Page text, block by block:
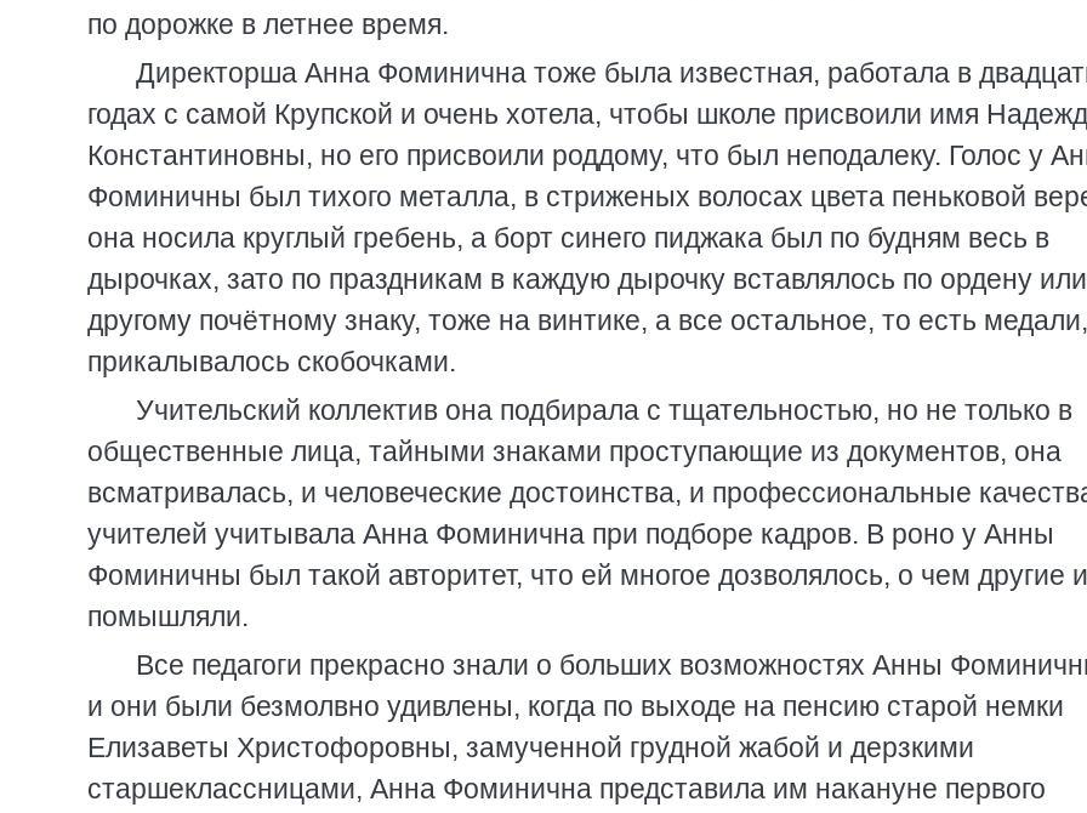
по дорожке в летнее время.
Директорша Анна Фоминична тоже была известная, работала в
годах с самой Крупской и очень хотела, чтобы школе присвоили имя
Константиновны, но его присвоили роддому, что был неподалеку. Голос у
Фоминичны был тихого металла, в стриженых волосах цвета пеньковой
она носила круглый гребень, а борт синего пиджака был по будням весь в
дырочках, зато по праздникам в каждую дырочку вставлялось по ордену
другому почётному знаку, тоже на винтике, а все остальное, то есть медали,
прикалывалось скобочками.
Учительский коллектив она подбирала с тщательностью, но не только в
общественные лица, тайными знаками проступающие из документов, она
всматривалась, и человеческие достоинства, и профессиональные
учителей учитывала Анна Фоминична при подборе кадров. В роно у Анны
Фоминичны был такой авторитет, что ей многое дозволялось, о чем другие
помышляли.
Все педагоги прекрасно знали о больших возможностях Анны
и они были безмолвно удивлены, когда по выходе на пенсию старой немки
Елизаветы Христофоровны, замученной грудной жабой и дерзкими
старшеклассницами, Анна Фоминична представила им накануне первого